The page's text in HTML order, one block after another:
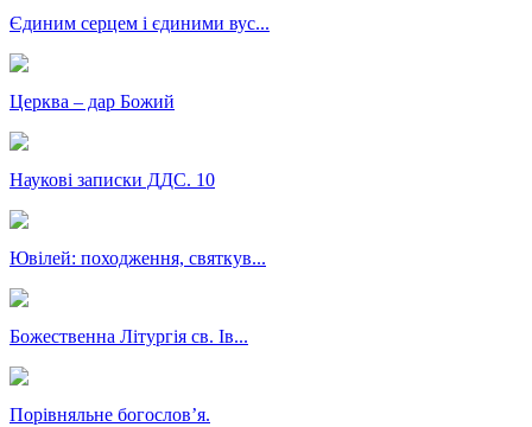
Єдиним серцем і єдиними вус...
Церква – дар Божий
Наукові записки ДДС. 10
Ювілей: походження, святкув...
Божественна Літургія св. Ів...
Порівняльне богословʼя.